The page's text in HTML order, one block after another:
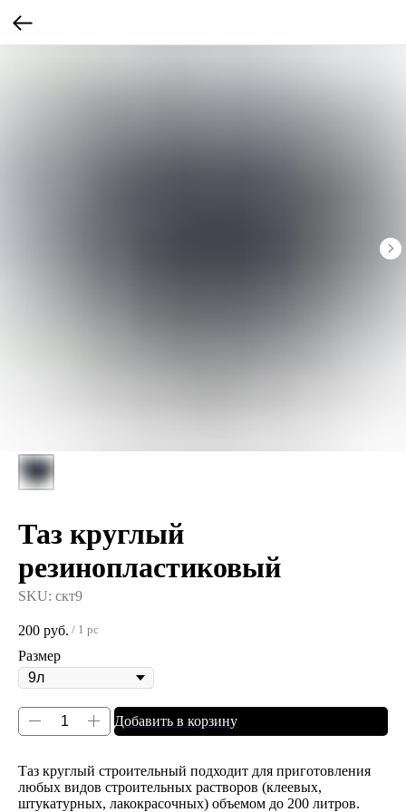
Таз круглый
резинопластиковый
SKU: скт9
200 руб. / 1 pc
Размер
Добавить в корзину
Таз круглый строительный подходит для приготовления
любых видов строительных растворов (клеевых,
штукатурных, лакокрасочных) объемом до 200 литров.